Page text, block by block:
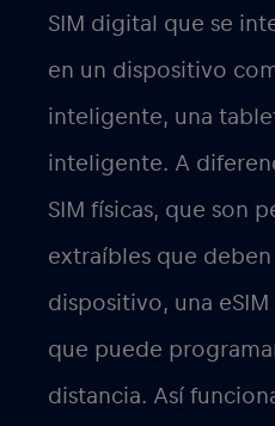
SIM digital que se
en un dispositivo
inteligente, una
inteligente. A
SIM físicas, que son
extraíbles que
dispositivo, una eSIM
que puede
distancia. Así